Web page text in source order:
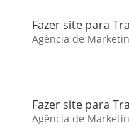
Fazer site para
Agência de
Fazer site para
Agência de